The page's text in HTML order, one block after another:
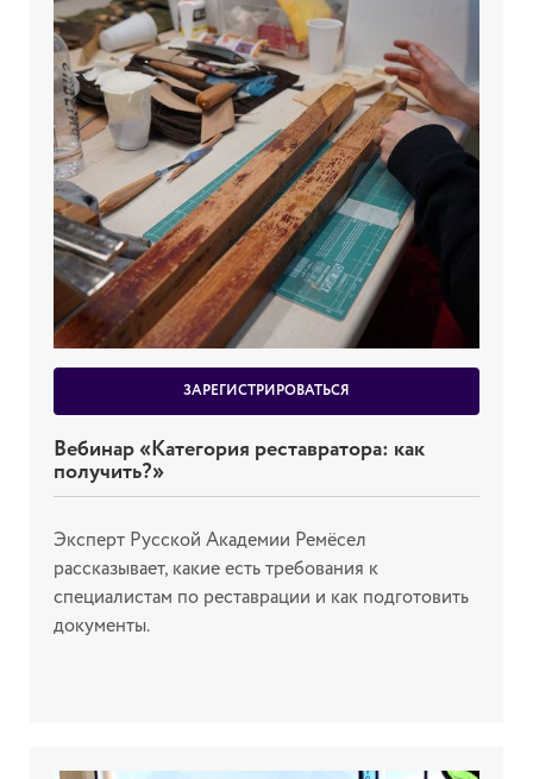
ЗАРЕГИСТРИРОВАТЬСЯ
Вебинар «Категория реставратора: как
получить?»
Эксперт Русской Академии Ремёсел
рассказывает, какие есть требования к
специалистам по реставрации и как подготовить
документы.